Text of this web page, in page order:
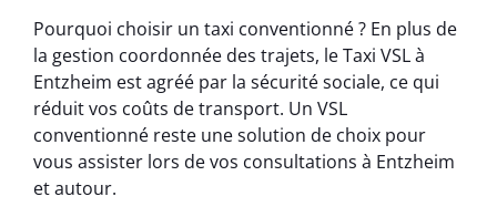
Pourquoi choisir un taxi conventionné ? En plus de
la gestion coordonnée des trajets, le Taxi VSL à
Entzheim est agréé par la sécurité sociale, ce qui
réduit vos coûts de transport. Un VSL
conventionné reste une solution de choix pour
vous assister lors de vos consultations à Entzheim
et autour.